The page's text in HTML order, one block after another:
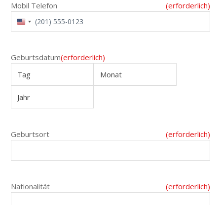
Mobil Telefon (erforderlich)
VEREINIGTE
STAATEN
AMERIKA
+1
Geburtsdatum(erforderlich)
Geburtsort (erforderlich)
Nationalität (erforderlich)